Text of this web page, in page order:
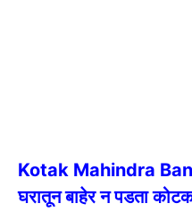
Kotak Mahindra
घरातून बाहेर न पडता